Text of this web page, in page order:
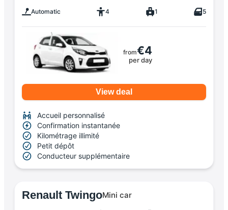
Automatic 4 1 5
from€4
per day
View deal
Accueil personnalisé
Confirmation instantanée
Kilométrage illimité
Petit dépôt
Conducteur supplémentaire
Renault TwingoMini car